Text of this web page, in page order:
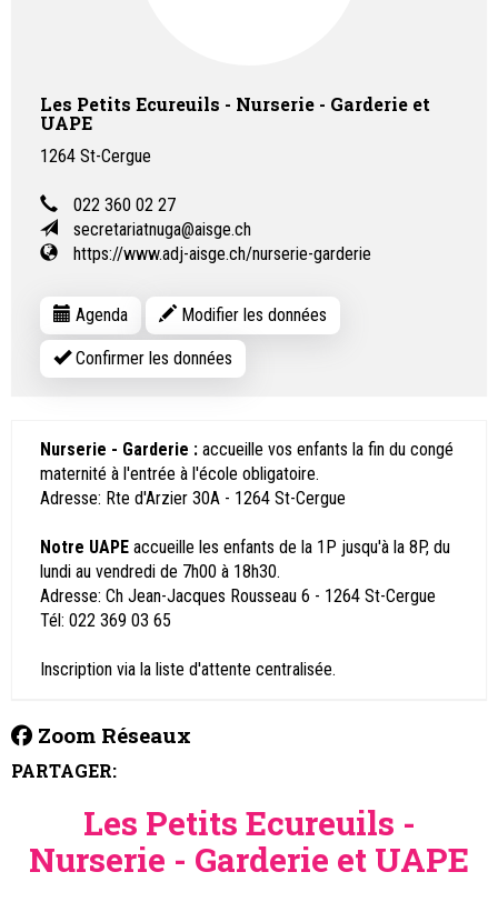
Les Petits Ecureuils - Nurserie - Garderie et
UAPE
1264 St-Cergue
022 360 02 27
secretariatnuga@aisge.ch
https://www.adj-aisge.ch/nurserie-garderie
Agenda Modifier les données
Confirmer les données
Nurserie - Garderie : accueille vos enfants la fin du congé
maternité à l'entrée à l'école obligatoire.
Adresse: Rte d'Arzier 30A - 1264 St-Cergue
Notre UAPE accueille les enfants de la 1P jusqu'à la 8P, du
lundi au vendredi de 7h00 à 18h30.
Adresse: Ch Jean-Jacques Rousseau 6 - 1264 St-Cergue
Tél: 022 369 03 65
Inscription via la liste d'attente centralisée.
Zoom Réseaux
PARTAGER:
Les Petits Ecureuils -
Nurserie - Garderie et UAPE